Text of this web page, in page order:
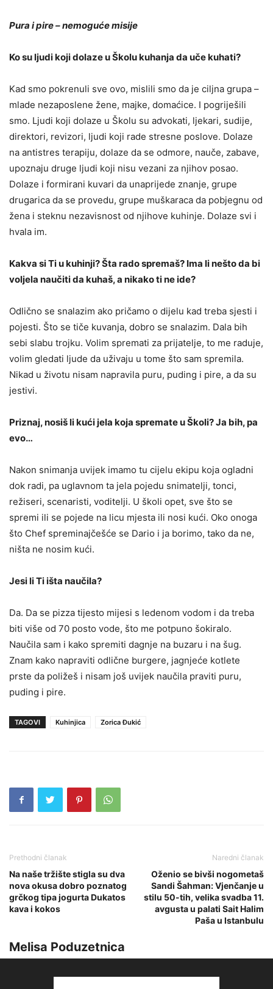
Pura i pire – nemoguće misije
Ko su ljudi koji dolaze u Školu kuhanja da uče kuhati?
Kad smo pokrenuli sve ovo, mislili smo da je ciljna grupa –
mlade nezaposlene žene, majke, domaćice. I pogriješili
smo. Ljudi koji dolaze u Školu su advokati, ljekari, sudije,
direktori, revizori, ljudi koji rade stresne poslove. Dolaze
na antistres terapiju, dolaze da se odmore, nauče, zabave,
upoznaju druge ljudi koji nisu vezani za njihov posao.
Dolaze i formirani kuvari da unaprijede znanje, grupe
drugarica da se provedu, grupe muškaraca da pobjegnu od
žena i steknu nezavisnost od njihove kuhinje. Dolaze svi i
hvala im.
Kakva si Ti u kuhinji? Šta rado spremaš? Ima li nešto da bi
voljela naučiti da kuhaš, a nikako ti ne ide?
Odlično se snalazim ako pričamo o dijelu kad treba sjesti i
pojesti. Što se tiče kuvanja, dobro se snalazim. Dala bih
sebi slabu trojku. Volim spremati za prijatelje, to me raduje,
volim gledati ljude da uživaju u tome što sam spremila.
Nikad u životu nisam napravila puru, puding i pire, a da su
jestivi.
Priznaj, nosiš li kući jela koja spremate u Školi? Ja bih, pa
evo…
Nakon snimanja uvijek imamo tu cijelu ekipu koja ogladni
dok radi, pa uglavnom ta jela pojedu snimatelji, tonci,
režiseri, scenaristi, voditelji. U školi opet, sve što se
spremi ili se pojede na licu mjesta ili nosi kući. Oko onoga
što Chef spreminajčešće se Dario i ja borimo, tako da ne,
ništa ne nosim kući.
Jesi li Ti išta naučila?
Da. Da se pizza tijesto mijesi s ledenom vodom i da treba
biti više od 70 posto vode, što me potpuno šokiralo.
Naučila sam i kako spremiti dagnje na buzaru i na šug.
Znam kako napraviti odlične burgere, jagnjeće kotlete
prste da poližeš i nisam još uvijek naučila praviti puru,
puding i pire.
TAGOVI Kuhinjica Zorica Đukić
Prethodni članak
Na naše tržište stigla su dva
nova okusa dobro poznatog
grčkog tipa jogurta Dukatos
kava i kokos
Naredni članak
Oženio se bivši nogometaš
Sandi Šahman: Vjenčanje u
stilu 50-tih, velika svadba 11.
avgusta u palati Sait Halim
Paša u Istanbulu
Melisa Poduzetnica